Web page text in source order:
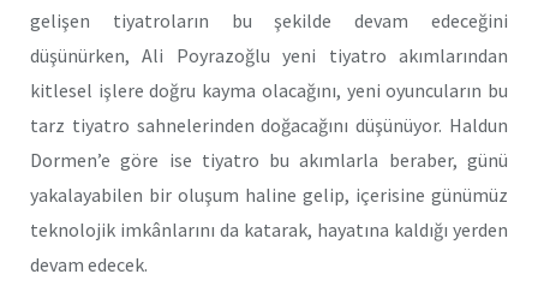
gelişen tiyatroların bu şekilde devam edeceğini
düşünürken, Ali Poyrazoğlu yeni tiyatro akımlarından
kitlesel işlere doğru kayma olacağını, yeni oyuncuların bu
tarz tiyatro sahnelerinden doğacağını düşünüyor. Haldun
Dormen’e göre ise tiyatro bu akımlarla beraber, günü
yakalayabilen bir oluşum haline gelip, içerisine günümüz
teknolojik imkânlarını da katarak, hayatına kaldığı yerden
devam edecek.